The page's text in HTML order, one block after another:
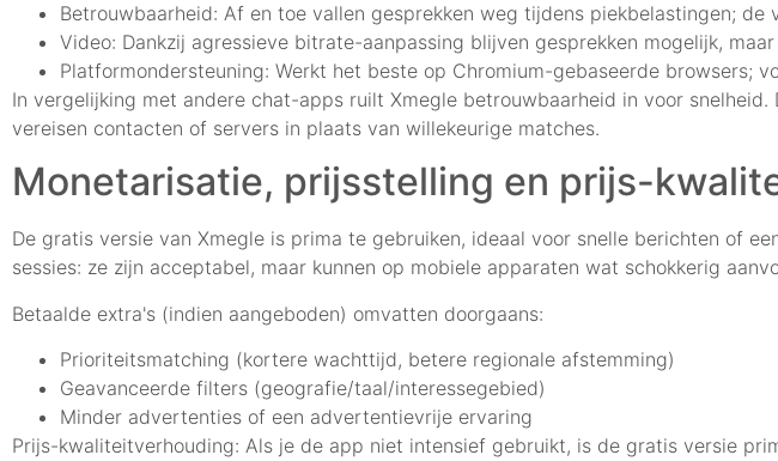
Betrouwbaarheid: Af en toe vallen gesprekken weg tijdens piekbelastingen;
Video: Dankzij agressieve bitrate-aanpassing blijven gesprekken mogelijk,
Platformondersteuning: Werkt het beste op Chromium-gebaseerde browsers;
In vergelijking met andere chat-apps ruilt Xmegle betrouwbaarheid in voor
vereisen contacten of servers in plaats van willekeurige matches.
Monetarisatie, prijsstelling en prijs-
De gratis versie van Xmegle is prima te gebruiken, ideaal voor snelle berichten of
sessies: ze zijn acceptabel, maar kunnen op mobiele apparaten wat schokkerig
Betaalde extra's (indien aangeboden) omvatten doorgaans:
Prioriteitsmatching (kortere wachttijd, betere regionale afstemming)
Geavanceerde filters (geografie/taal/interessegebied)
Minder advertenties of een advertentievrije ervaring
Prijs-kwaliteitverhouding: Als je de app niet intensief gebruikt, is de gratis versie